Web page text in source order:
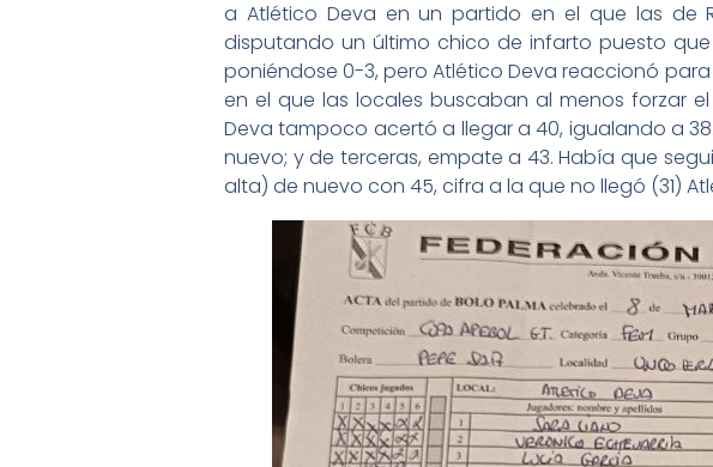
a Atlético Deva en un partido en el que las de
disputando un último chico de infarto puesto
poniéndose 0-3, pero Atlético Deva reaccionó
en el que las locales buscaban al menos forzar
Deva tampoco acertó a llegar a 40, igualando a
nuevo; y de terceras, empate a 43. Había que
alta) de nuevo con 45, cifra a la que no llegó (31)